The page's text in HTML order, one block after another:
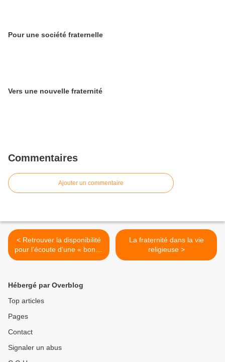
Pour une société fraternelle
Vers une nouvelle fraternité
Commentaires
Ajouter un commentaire
< Retrouver la disponibilité
pour l’écoute d’une « bonne
nouvelle »
La fraternité dans la vie
religieuse >
Hébergé par Overblog
Top articles
Pages
Contact
Signaler un abus